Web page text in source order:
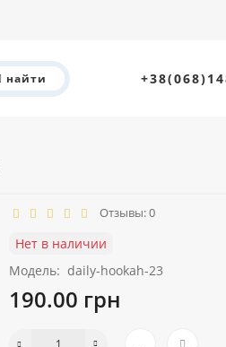
найти
Отзывы: 0
Нет в наличии
Модель: daily-hookah-23
190.00 грн